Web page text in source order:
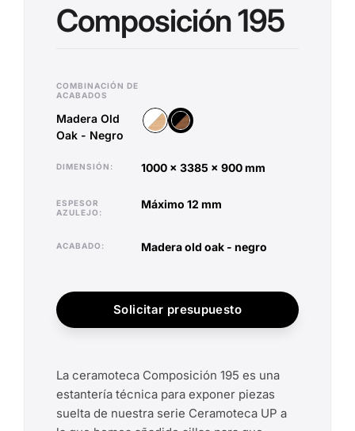
Composición 195
COMBINACIÓN DE
ACABADOS
Madera Old
Oak - Negro
Madera Vicenza - Blanco
Madera Old Oak - Negro
DIMENSIÓN 1000 x 3385 x 900 mm
ESPESOR
AZULEJO
máximo 12 mm
ACABADO madera old oak - negro
Solicitar presupuesto
La ceramoteca Composición 195 es una
estantería técnica para exponer piezas
suelta de nuestra serie Ceramoteca UP a